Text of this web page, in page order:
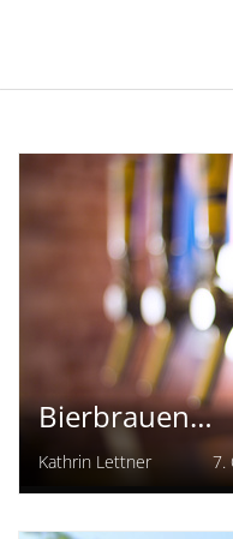
Bierbrauen…
Kathrin Lettner 7.